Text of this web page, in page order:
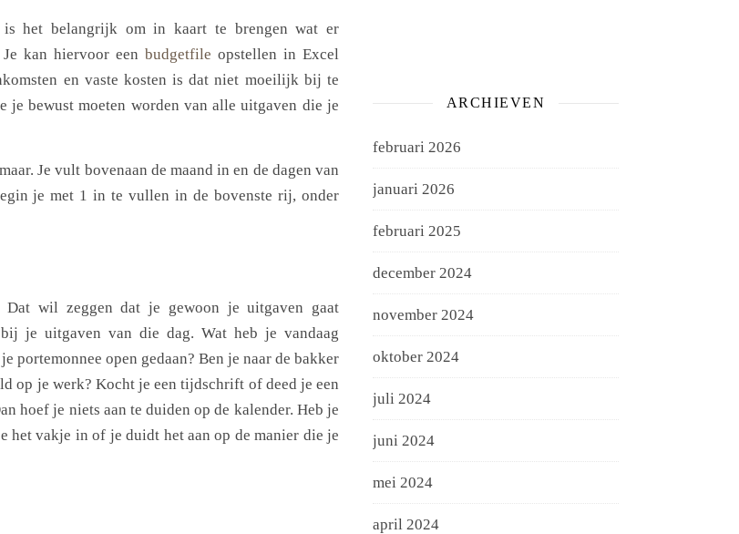
het belangrijk om in kaart te brengen wat er
Je kan hiervoor eenbudgetfileopstellen in Excel
en vaste kosten is dat niet moeilijk bij te
bewust moeten worden van alle uitgaven die je
Je vult bovenaan de maand in en de dagen van
je met 1 in te vullen in de bovenste rij, onder
Dat wil zeggen dat je gewoon je uitgaven gaat
je uitgaven van die dag. Wat heb je vandaag
portemonnee open gedaan? Ben je naar de bakker
op je werk? Kocht je een tijdschrift of deed je een
hoef je niets aan te duiden op de kalender. Heb je
het vakje in of je duidt het aan op de manier die je
ARCHIEVEN
februari 2026
januari 2026
februari 2025
december 2024
november 2024
oktober 2024
juli 2024
juni 2024
mei 2024
april 2024